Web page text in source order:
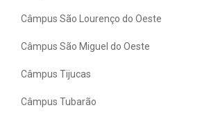
Câmpus São Lourenço do Oeste
Câmpus São Miguel do Oeste
Câmpus Tijucas
Câmpus Tubarão